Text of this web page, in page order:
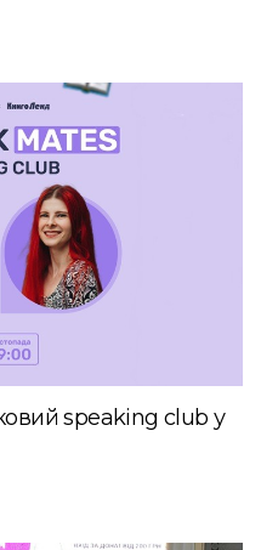
speaking club у